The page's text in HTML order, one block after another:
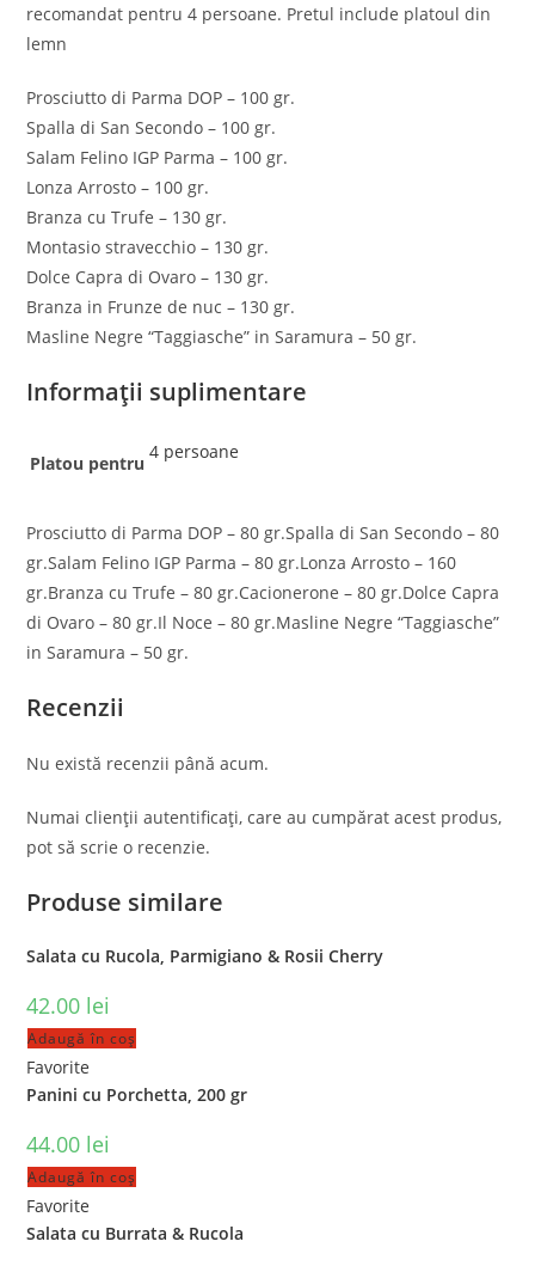
recomandat pentru 4 persoane. Pretul include platoul din
lemn
Prosciutto di Parma DOP – 100 gr.
Spalla di San Secondo – 100 gr.
Salam Felino IGP Parma – 100 gr.
Lonza Arrosto – 100 gr.
Branza cu Trufe – 130 gr.
Montasio stravecchio – 130 gr.
Dolce Capra di Ovaro – 130 gr.
Branza in Frunze de nuc – 130 gr.
Masline Negre “Taggiasche” in Saramura – 50 gr.
Informații suplimentare
Platou pentru
4 persoane
Prosciutto di Parma DOP – 80 gr.Spalla di San Secondo – 80
gr.Salam Felino IGP Parma – 80 gr.Lonza Arrosto – 160
gr.Branza cu Trufe – 80 gr.Cacionerone – 80 gr.Dolce Capra
di Ovaro – 80 gr.Il Noce – 80 gr.Masline Negre “Taggiasche”
in Saramura – 50 gr.
Recenzii
Nu există recenzii până acum.
Numai clienții autentificați, care au cumpărat acest produs,
pot să scrie o recenzie.
Produse similare
Salata cu Rucola, Parmigiano & Rosii Cherry
42.00 lei
Adaugă în coș
Favorite
Panini cu Porchetta, 200 gr
44.00 lei
Adaugă în coș
Favorite
Salata cu Burrata & Rucola